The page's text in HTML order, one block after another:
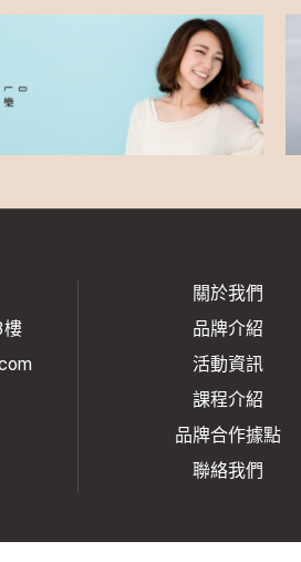
樓
關於我們
品牌介紹
活動資訊
課程介紹
品牌合作據點
聯絡我們